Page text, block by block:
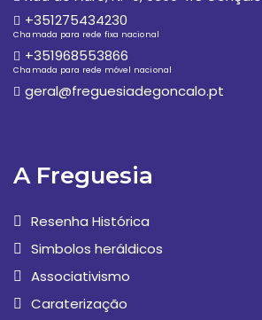
+351275434230
Chamada para rede fixa nacional
+351968553866
Chamada para rede móvel nacional
geral@freguesiadegoncalo.pt
A Freguesia
Resenha Histórica
Simbolos heráldicos
Associativismo
Caraterização